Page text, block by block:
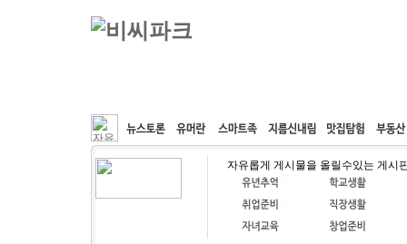
커뮤니티 속도패치 웹호스팅 공동구매
자유롭게 게시물을 올릴수있는 게시